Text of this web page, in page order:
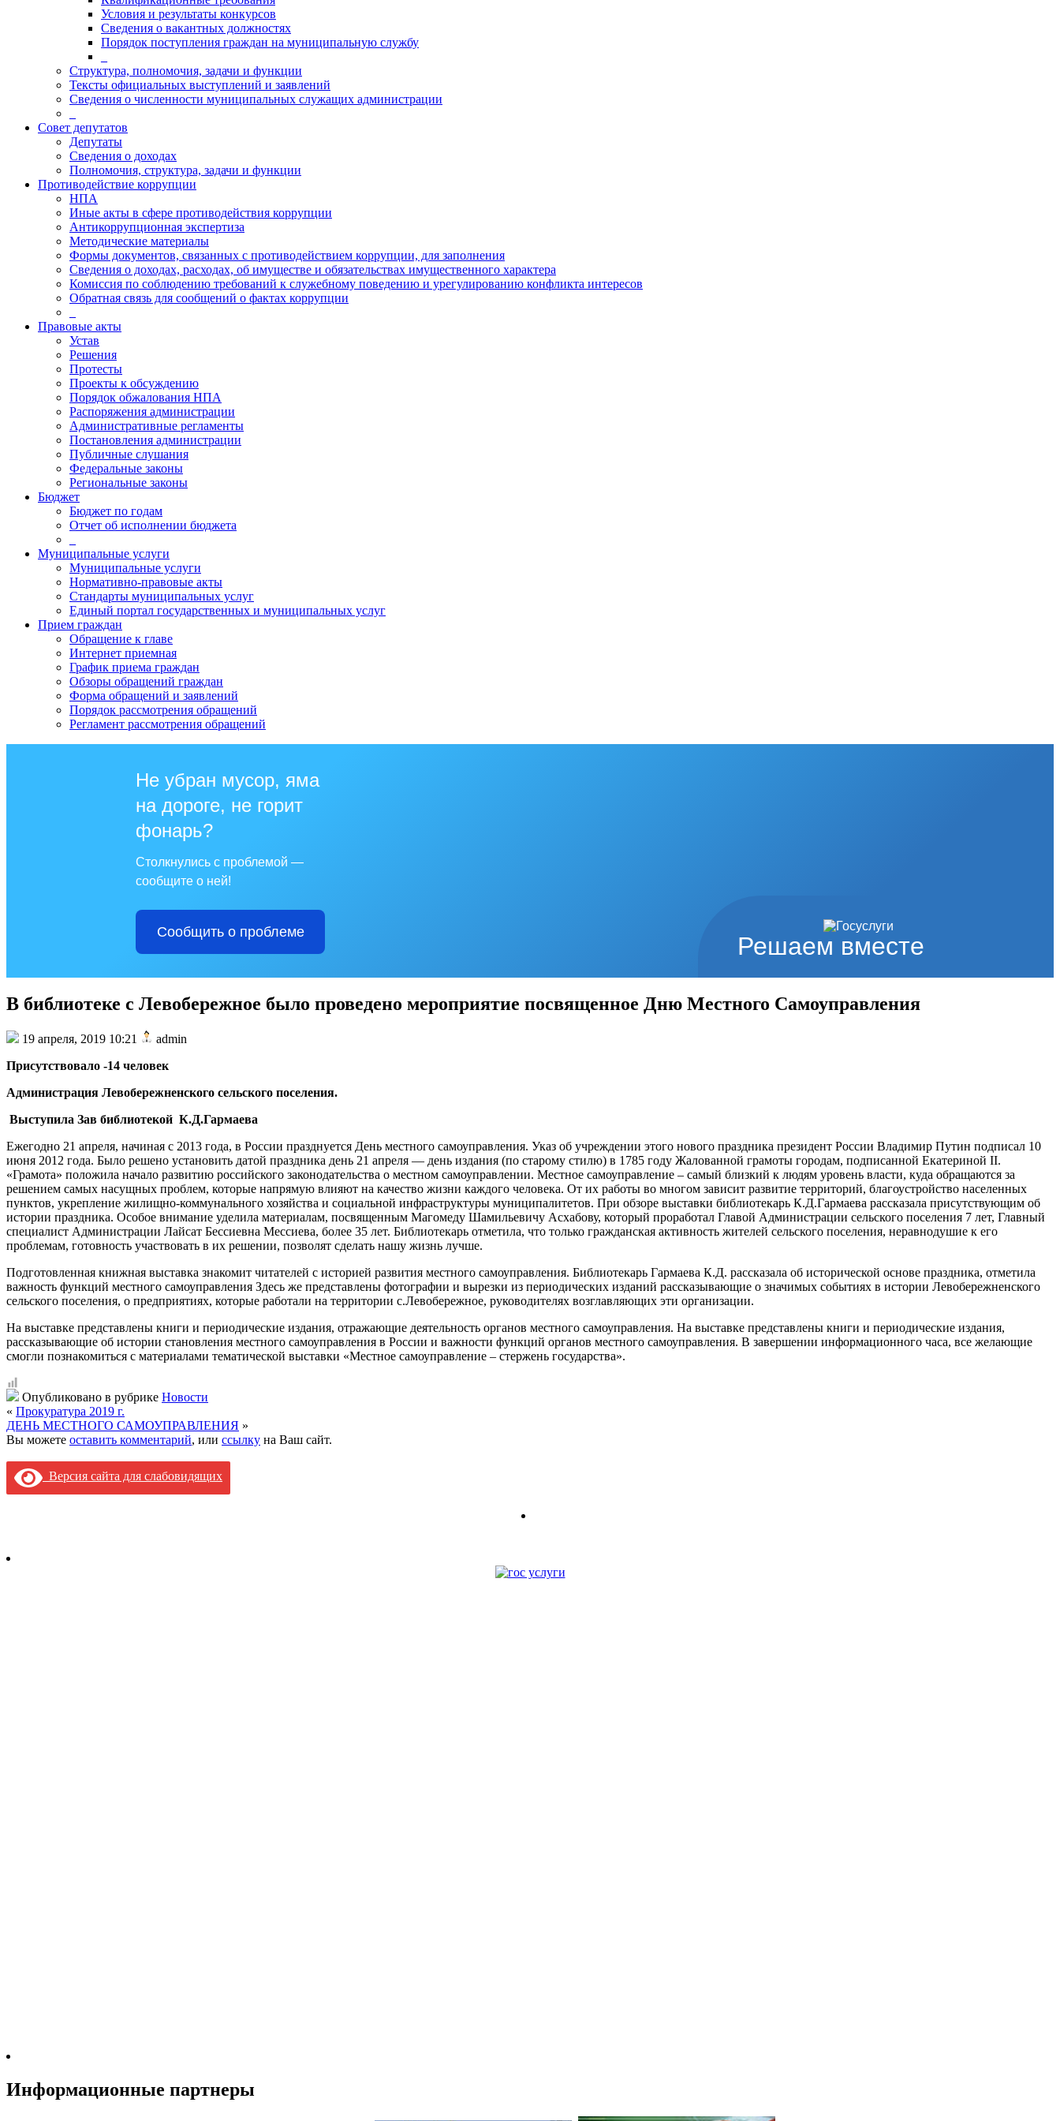
Условия и результаты конкурсов
Сведения о вакантных должностях
Порядок поступления граждан на муниципальную службу
Структура, полномочия, задачи и функции
Тексты официальных выступлений и заявлений
Сведения о численности муниципальных служащих администрации
Совет депутатов
Депутаты
Сведения о доходах
Полномочия, структура, задачи и функции
Противодействие коррупции
НПА
Иные акты в сфере противодействия коррупции
Антикоррупционная экспертиза
Методические материалы
Формы документов, связанных с противодействием коррупции, для заполнения
Сведения о доходах, расходах, об имуществе и обязательствах имущественного характера
Комиссия по соблюдению требований к служебному поведению и урегулированию конфликта интересов
Обратная связь для сообщений о фактах коррупции
Правовые акты
Устав
Решения
Протесты
Проекты к обсуждению
Порядок обжалования НПА
Распоряжения администрации
Административные регламенты
Постановления администрации
Публичные слушания
Федеральные законы
Региональные законы
Бюджет
Бюджет по годам
Отчет об исполнении бюджета
Муниципальные услуги
Муниципальные услуги
Нормативно-правовые акты
Стандарты муниципальных услуг
Единый портал государственных и муниципальных услуг
Прием граждан
Обращение к главе
Интернет приемная
График приема граждан
Обзоры обращений граждан
Форма обращений и заявлений
Порядок рассмотрения обращений
Регламент рассмотрения обращений
Решаем вместе
Не убран мусор, яма
на дороге, не горит
фонарь?
Столкнулись с проблемой —
сообщите о ней!
Сообщить о проблеме
В библиотеке с Левобережное было проведено мероприятие посвященное Дню Местного Самоуправления
19 апреля, 2019 10:21
admin
Присутствовало -14 человек
Администрация Левобережненского сельского поселения.
Выступила Зав библиотекой К.Д.Гармаева
Ежегодно 21 апреля, начиная с 2013 года, в России празднуется День местного самоуправления. Указ об учреждении этого нового праздника президент России Владимир Путин подписал 10
июня 2012 года. Было решено установить датой праздника день 21 апреля — день издания (по старому стилю) в 1785 году Жалованной грамоты городам, подписанной Екатериной II.
«Грамота» положила начало развитию российского законодательства о местном самоуправлении. Местное самоуправление – самый близкий к людям уровень власти, куда обращаются за
решением самых насущных проблем, которые напрямую влияют на качество жизни каждого человека. От их работы во многом зависит развитие территорий, благоустройство населенных
пунктов, укрепление жилищно-коммунального хозяйства и социальной инфраструктуры муниципалитетов. При обзоре выставки библиотекарь К.Д.Гармаева рассказала присутствующим об
истории праздника. Особое внимание уделила материалам, посвященным Магомеду Шамильевичу Асхабову, который проработал Главой Администрации сельского поселения 7 лет, Главный
специалист Администрации Лайсат Бессиевна Мессиева, более 35 лет. Библиотекарь отметила, что только гражданская активность жителей сельского поселения, неравнодушие к его
проблемам, готовность участвовать в их решении, позволят сделать нашу жизнь лучше.
Подготовленная книжная выставка знакомит читателей с историей развития местного самоуправления. Библиотекарь Гармаева К.Д. рассказала об исторической основе праздника, отметила
важность функций местного самоуправления Здесь же представлены фотографии и вырезки из периодических изданий рассказывающие о значимых событиях в истории Левобережненского
сельского поселения, о предприятиях, которые работали на территории с.Левобережное, руководителях возглавляющих эти организации.
На выставке представлены книги и периодические издания, отражающие деятельность органов местного самоуправления. На выставке представлены книги и периодические издания,
рассказывающие об истории становления местного самоуправления в России и важности функций органов местного самоуправления. В завершении информационного часа, все желающие
смогли познакомиться с материалами тематической выставки «Местное самоуправление – стержень государства».
Опубликовано в рубрике Новости
« Прокуратура 2019 г.
ДЕНЬ МЕСТНОГО САМОУПРАВЛЕНИЯ »
Вы можете оставить комментарий, или ссылку на Ваш сайт.
Версия сайта для слабовидящих
Информационные партнеры